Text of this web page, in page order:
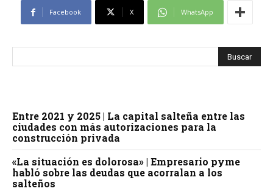
Facebook X WhatsApp
Entre 2021 y 2025 | La capital salteña entre las
ciudades con más autorizaciones para la
construcción privada
«La situación es dolorosa» | Empresario pyme
habló sobre las deudas que acorralan a los
salteños